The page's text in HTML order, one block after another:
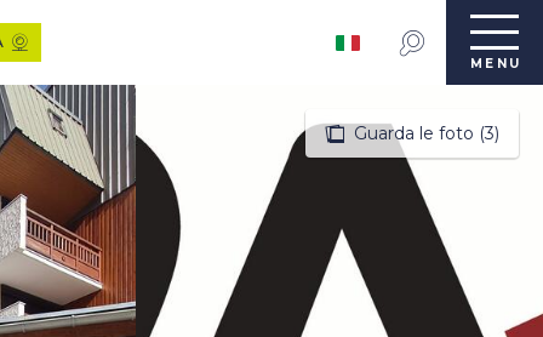
MENU
Guarda le foto (3)